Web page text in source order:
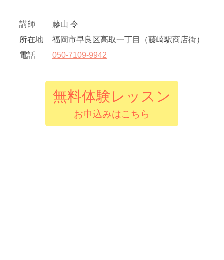
講師
藤山 令
所在地
福岡市早良区高取一丁目（藤崎駅商店街）
電話
050-7109-9942
無料体験レッスン
お申込みはこちら